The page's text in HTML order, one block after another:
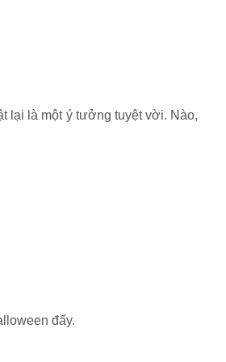
lại là một ý tưởng tuyệt vời. Nào,
đấy.